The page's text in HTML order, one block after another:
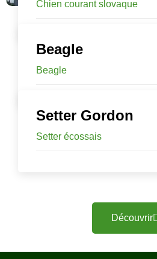
Chien courant slovaque
Beagle
Beagle
Setter Gordon
Setter écossais
Découvrir